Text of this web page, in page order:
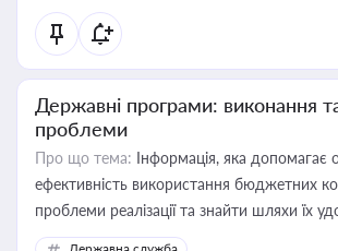
Державні програми: виконання
проблеми
Про що тема: Інформація, яка допомагає
ефективність використання бюджетних
проблеми реалізації та знайти шляхи їх